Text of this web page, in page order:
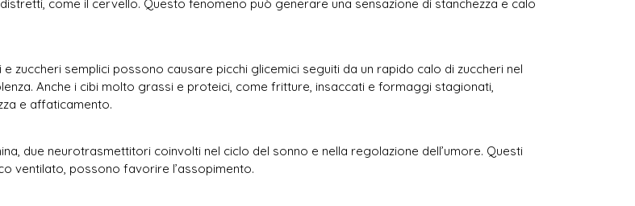
come il cervello. Questo fenomeno può generare una sensazione di stanchezza e calo
zuccheri semplici possono causare picchi glicemici seguiti da un rapido calo di zuccheri nel
Anche i cibi molto grassi e proteici, come fritture, insaccati e formaggi stagionati,
e affaticamento.
due neurotrasmettitori coinvolti nel ciclo del sonno e nella regolazione dell’umore. Questi
ventilato, possono favorire l’assopimento.